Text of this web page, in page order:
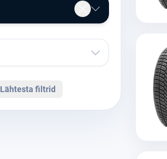
Lähtesta filtrid